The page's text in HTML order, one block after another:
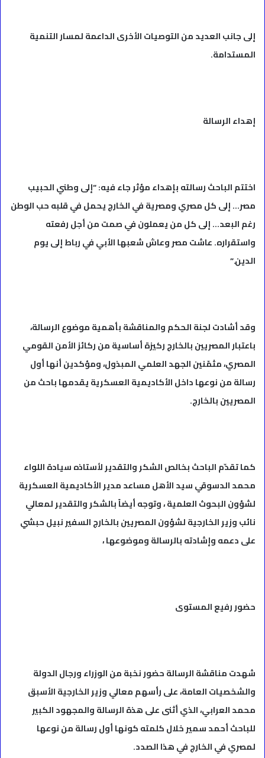
إلى جانب العديد من التوصيات الأخرى الداعمة لمسار التنمية
المستدامة.
إهداء الرسالة
اختتم الباحث رسالته بإهداء مؤثر جاء فيه: “إلى وطني الحبيب
مصر… إلى كل مصري ومصرية في الخارج يحمل في قلبه حب الوطن
رغم البعد… إلى كل من يعملون في صمت من أجل رفعته
واستقراره. عاشت مصر وعاش شعبها الأبي في رباط إلى يوم
الدين.”
وقد أشادت لجنة الحكم والمناقشة بأهمية موضوع الرسالة،
باعتبار المصريين بالخارج ركيزة أساسية من ركائز الأمن القومي
المصري، مثمّنين الجهد العلمي المبذول، ومؤكدين أنها أول
رسالة من نوعها داخل الأكاديمية العسكرية يقدمها باحث من
المصريين بالخارج.
كما تقدّم الباحث بخالص الشكر والتقدير لأستاذه سيادة اللواء
محمد الدسوقي سيد الأهل مساعد مدير الأكاديمية العسكرية
لشؤون البحوث العلمية ، وتوجه أيضاً بالشكر والتقدير لمعالي
نائب وزير الخارجية لشؤون المصريين بالخارج السفير نبيل حبشي
على دعمه وإشادته بالرسالة وموضوعها ،
حضور رفيع المستوى
شهدت مناقشة الرسالة حضور نخبة من الوزراء ورجال الدولة
والشخصيات العامة، على رأسهم معالي وزير الخارجية الأسبق
محمد العرابي، الذي أثنى على هذة الرسالة والمجهود الكبير
للباحث أحمد سمير خلال كلمته كونها أول رسالة من نوعها
لمصري في الخارج في هذا الصدد.